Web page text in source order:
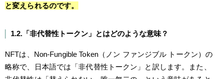
と変えられるのです。
1.2.「非代替性トークン」とはどのような意味？
NFTは、Non-Fungible Token（ノン ファンジブル トークン）の
略称で、日本語では「非代替性トークン」と訳します。また、